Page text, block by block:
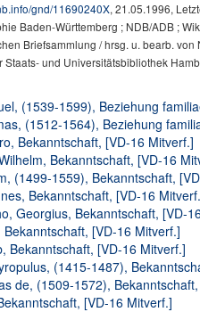
gnd/11690240X, 21.05.1996,
Baden-Württemberg ; NDB/ADB ;
Briefsammlung / hrsg. u. bearb.
Staats- und Universitätsbibliothek
(1539-1599), Beziehung
(1512-1564), Beziehung
Bekanntschaft, [VD-16 Mitverf.]
Bekanntschaft, [VD-16
(1499-1559), Bekanntschaft,
Bekanntschaft, [VD-16
Georgius, Bekanntschaft, [VD-
[VD-16 Mitverf.]
Bekanntschaft, [VD-16 Mitverf.]
(1415-1487),
de, (1509-1572),
[VD-16 Mitverf.]